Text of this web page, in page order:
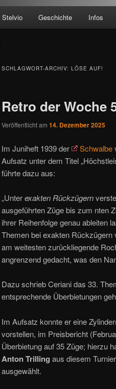
Stelvio Geschichte Infos
SCHLAGWORT-ARCHIV: LÖSE AUF!
Retro der Woche
Veröffentlicht am 14. Dezember 2025
Im Juniheft 1939 der Schwalbe
Aufsatz unter dem Titel
führte dazu aus:
„Unterexakten Rückzügern
ausgeführten Züge bis zum nten
ihrer Reihenfolge genau ableiten
Themen bei exakten
am weitesten zurückliegende
angrenzend gedacht, was den
Dazu schrieb Ceriani das 33.
entsprechende Überbietungen
Im Aufsatz konnte er eine
vorstellen, im Preisbericht
Überbietung auf 35 Züge; hierzu
Anton Trilling aus diesem
ausgewählt.